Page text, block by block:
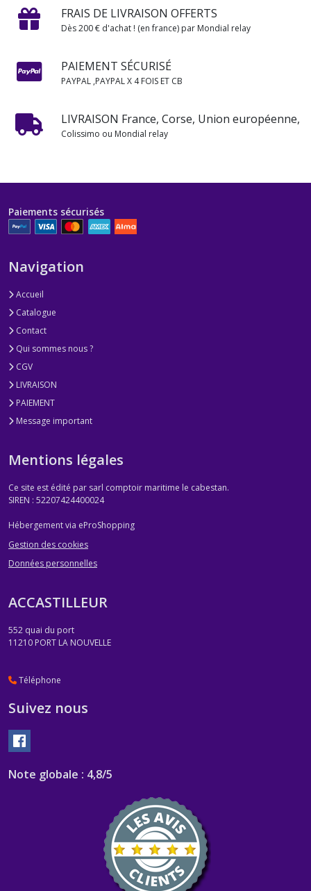
FRAIS DE LIVRAISON OFFERTS
Dès 200 € d'achat ! (en france) par Mondial relay
PAIEMENT SÉCURISÉ
PAYPAL ,PAYPAL X 4 FOIS ET CB
LIVRAISON France, Corse, Union européenne,
Colissimo ou Mondial relay
Paiements sécurisés
Navigation
Accueil
Catalogue
Contact
Qui sommes nous ?
CGV
LIVRAISON
PAIEMENT
Message important
Mentions légales
Ce site est édité par sarl comptoir maritime le cabestan.
SIREN : 52207424400024
Hébergement via eProShopping
Gestion des cookies
Données personnelles
ACCASTILLEUR
552 quai du port
11210 PORT LA NOUVELLE
Téléphone
Suivez nous
Note globale : 4,8/5